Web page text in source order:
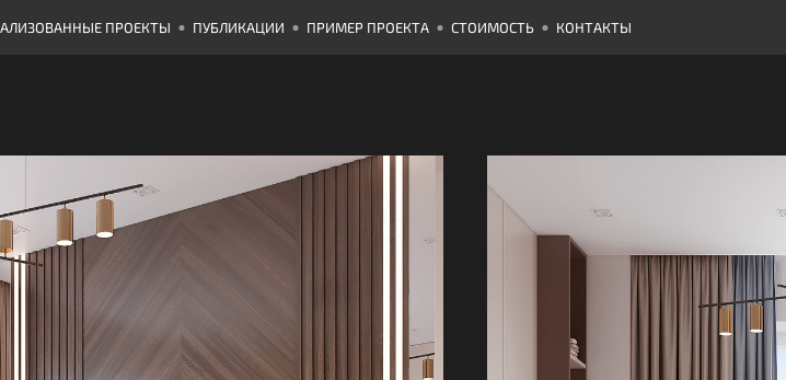
ПРОЕКТЫ ПУБЛИКАЦИИ ПРИМЕР ПРОЕКТА СТОИМОСТЬ КОНТАКТЫ